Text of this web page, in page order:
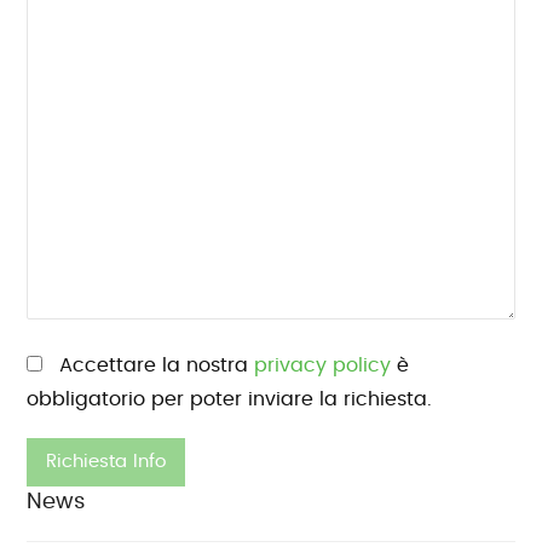
Si prega di lasciare vuoto questo campo.
Accettare la nostra privacy policy è
obbligatorio per poter inviare la richiesta.
News